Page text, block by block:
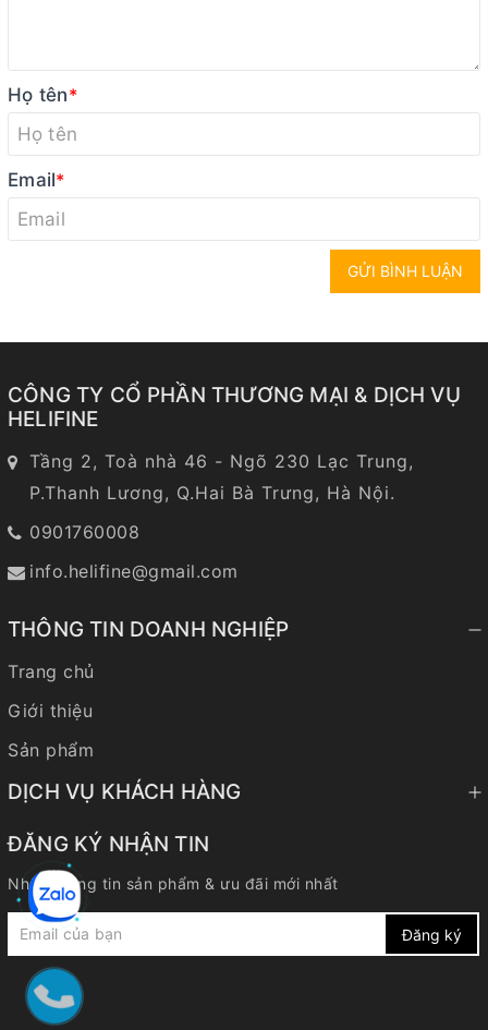
Họ tên*
Email*
GỬI BÌNH LUẬN
CÔNG TY CỔ PHẦN THƯƠNG MẠI & DỊCH VỤ
HELIFINE
Tầng 2, Toà nhà 46 - Ngõ 230 Lạc Trung,
P.Thanh Lương, Q.Hai Bà Trưng, Hà Nội.
0901760008
info.helifine@gmail.com
THÔNG TIN DOANH NGHIỆP
Trang chủ
Giới thiệu
Sản phẩm
DỊCH VỤ KHÁCH HÀNG
ĐĂNG KÝ NHẬN TIN
Nhận thông tin sản phẩm & ưu đãi mới nhất
Đăng ký